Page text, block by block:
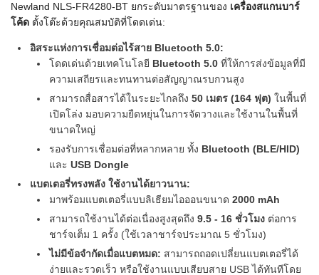
Newland NLS-FR4280-BT ยกระดับมาตรฐานของ เครื่องสแกนบาร์
โค้ด ตั้งโต๊ะด้วยคุณสมบัติที่โดดเด่น:
อิสระแห่งการเชื่อมต่อไร้สาย Bluetooth 5.0:
โดดเด่นด้วยเทคโนโลยี Bluetooth 5.0 ที่ให้การส่งข้อมูลที่มี
ความเสถียรและทนทานต่อสัญญาณรบกวนสูง
สามารถสื่อสารได้ในระยะไกลถึง 50 เมตร (164 ฟุต) ในพื้นที่
เปิดโล่ง มอบความยืดหยุ่นในการจัดวางและใช้งานในพื้นที่
ขนาดใหญ่
รองรับการเชื่อมต่อที่หลากหลาย ทั้ง Bluetooth (BLE/HID)
และ USB Dongle
แบตเตอรี่ทรงพลัง ใช้งานได้ยาวนาน:
มาพร้อมแบตเตอรี่แบบลิเธียมไอออนขนาด 2000 mAh
สามารถใช้งานได้ต่อเนื่องสูงสุดถึง 9.5 - 16 ชั่วโมง ต่อการ
ชาร์จเต็ม 1 ครั้ง (ใช้เวลาชาร์จประมาณ 5 ชั่วโมง)
ไม่มีข้อจำกัดเมื่อแบตหมด: สามารถถอดเปลี่ยนแบตเตอรี่ได้
ง่ายและรวดเร็ว หรือใช้งานแบบเสียบสาย USB ได้ทันทีโดย